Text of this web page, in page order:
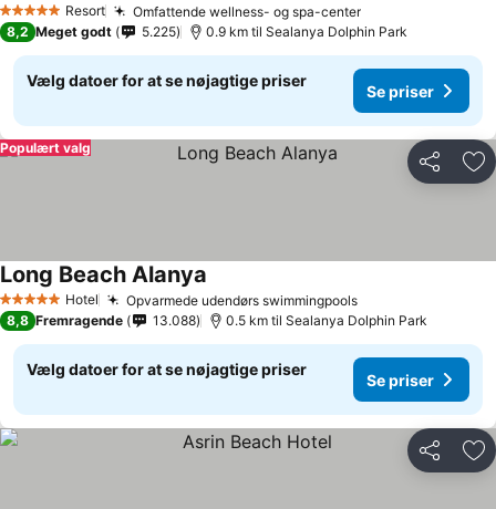
5 Stjerner Resort Omfattende wellness- og spa-center
8,2 Meget godt 5.225 0.9 km til Sealanya Dolphin Park
Vælg datoer for at se nøjagtige priser
Se priser
Del
Populært valg
5 Stjerner Hotel Opvarmede udendørs swimmingpools
Long Beach Alanya
8,8 Fremragende 13.088 0.5 km til Sealanya Dolphin Park
Vælg datoer for at se nøjagtige priser
Se priser
Del